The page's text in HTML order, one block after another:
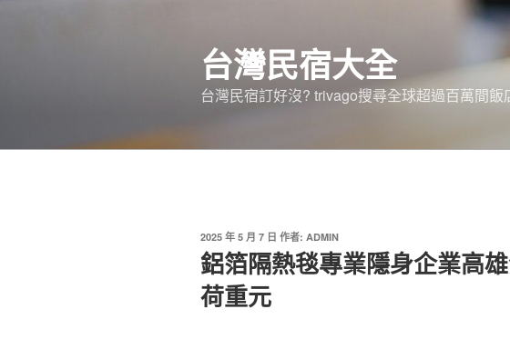
台灣民宿大全
台灣民宿訂好沒? trivago搜尋全球超過百萬間
發
佈
於
2025 年 5 月 7 日 作者: ADMIN
鋁箔隔熱毯專業隱身企業高
荷重元